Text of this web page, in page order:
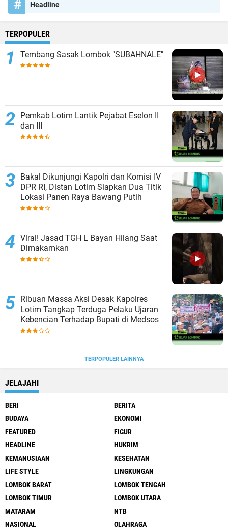
Headline
TERPOPULER
Tembang Sasak Lombok "SUBAHNALE"
Pemkab Lotim Lantik Pejabat Eselon II
dan III
Bakal Dikunjungi Kapolri dan Komisi IV
DPR RI, Distan Lotim Siapkan Dua Titik
Lokasi Panen Raya Bawang Putih
Viral! Jasad TGH L Bayan Hilang Saat
Dimakamkan
Ribuan Massa Aksi Desak Kapolres
Lotim Tangkap Terduga Pelaku Ujaran
Kebencian Terhadap Bupati di Medsos
TERPOPULER LAINNYA
JELAJAHI
BERI
BERITA
BUDAYA
EKONOMI
FEATURED
FIGUR
HEADLINE
HUKRIM
KEMANUSIAAN
KESEHATAN
LIFE STYLE
LINGKUNGAN
LOMBOK BARAT
LOMBOK TENGAH
LOMBOK TIMUR
LOMBOK UTARA
MATARAM
NTB
NASIONAL
OLAHRAGA